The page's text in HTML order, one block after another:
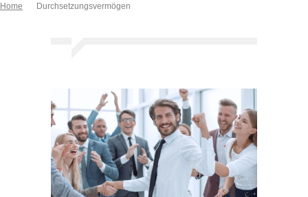
Home Durchsetzungsvermögen